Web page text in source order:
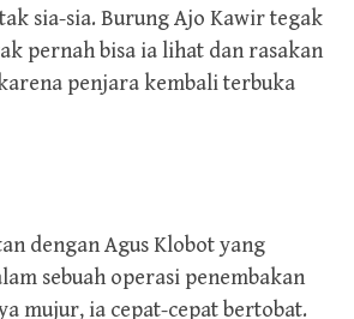
sia-sia. Burung Ajo Kawir tegak
pernah bisa ia lihat dan rasakan
penjara kembali terbuka
dengan Agus Klobot yang
sebuah operasi penembakan
mujur, ia cepat-cepat bertobat.